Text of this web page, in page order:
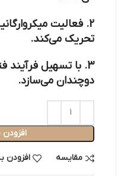
2. فعالیت
تحریک می‌کند.
3. با تسهیل فرآیند
دوچندان می‌سازد.
مقایسه افزودن